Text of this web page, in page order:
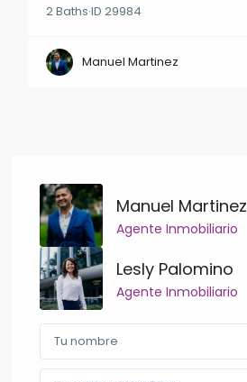
2Baths·ID29984
Manuel Martinez
Manuel Martinez
Agente Inmobiliario
Lesly Palomino
Agente Inmobiliario